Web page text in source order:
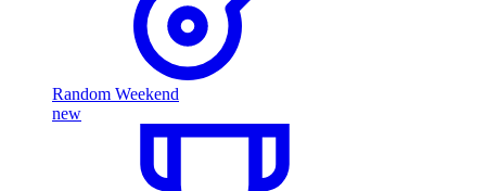
Random Weekend
new